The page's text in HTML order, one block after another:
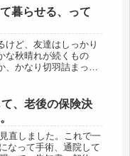
だものなぁ・・・(-_-;)
だけど、アルバ...
暮らせる、って
けど、友達はしっかり
な秋晴れが続くもの
かなり切羽詰まって
、老後の保険決
直しました。これで一
なって手術、通院して